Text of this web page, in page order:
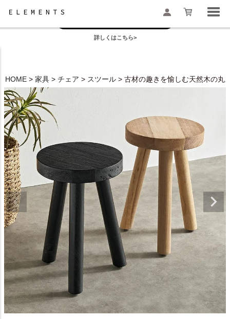
お盆の模様替えは今がおすすめ！
詳しくはこちら>
HOME 家具 チェア スツール 古材の趣きを愉しむ天然木の丸